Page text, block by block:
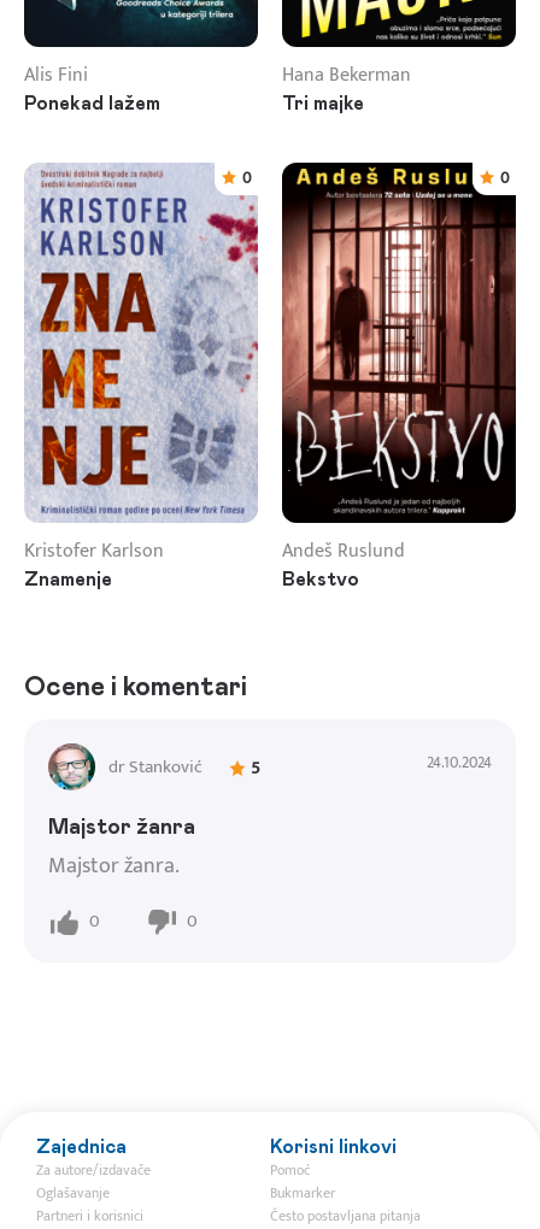
Alis Fini
Ponekad lažem
Hana Bekerman
Tri majke
0
Kristofer Karlson
Znamenje
0
Andeš Ruslund
Bekstvo
Ocene i komentari
dr Stanković 5 24.10.2024
Majstor žanra
Majstor žanra.
0 0
Zajednica
Za autore/izdavače
Oglašavanje
Partneri i korisnici
Korisni linkovi
Pomoć
Bukmarker
Često postavljana pitanja